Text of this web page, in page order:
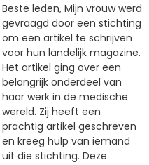
Beste leden, Mijn vrouw werd
gevraagd door een stichting
om een artikel te schrijven
voor hun landelijk magazine.
Het artikel ging over een
belangrijk onderdeel van
haar werk in de medische
wereld. Zij heeft een
prachtig artikel geschreven
en kreeg hulp van iemand
uit die stichting. Deze